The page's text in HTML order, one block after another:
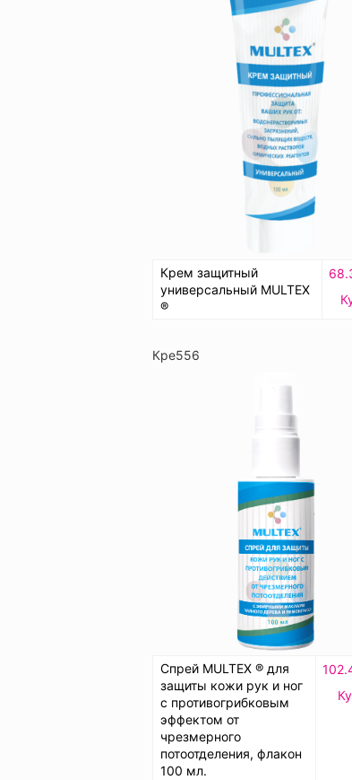
Крем защитный
универсальный MULTEX
®
Кре556
Спрей MULTEX ® для
защиты кожи рук и ног
с противогрибковым
эффектом от
чрезмерного
потоотделения, флакон
100 мл.